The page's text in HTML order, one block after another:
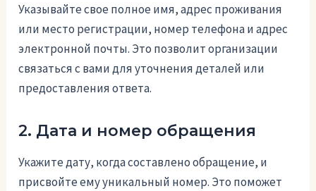
Указывайте свое полное имя, адрес проживания
или место регистрации, номер телефона и адрес
электронной почты. Это позволит организации
связаться с вами для уточнения деталей или
предоставления ответа.
2. Дата и номер обращения
Укажите дату, когда составлено обращение, и
присвойте ему уникальный номер. Это поможет